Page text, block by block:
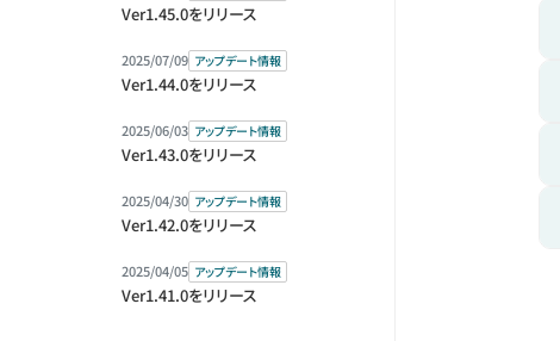
Ver1.45.0をリリース
2025/07/09 アップデート情報
Ver1.44.0をリリース
2025/06/03 アップデート情報
Ver1.43.0をリリース
2025/04/30 アップデート情報
Ver1.42.0をリリース
2025/04/05 アップデート情報
Ver1.41.0をリリース